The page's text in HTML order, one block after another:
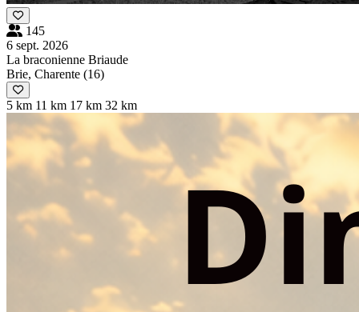
145
6 sept. 2026
La braconienne Briaude
Brie, Charente (16)
5 km 11 km 17 km 32 km